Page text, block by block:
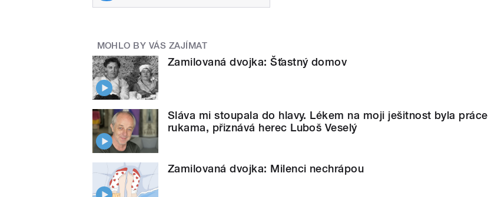
MOHLO BY VÁS ZAJÍMAT
Zamilovaná dvojka: Šťastný domov
Sláva mi stoupala do hlavy. Lékem na moji ješitnost byla práce
rukama, přiznává herec Luboš Veselý
Zamilovaná dvojka: Milenci nechrápou